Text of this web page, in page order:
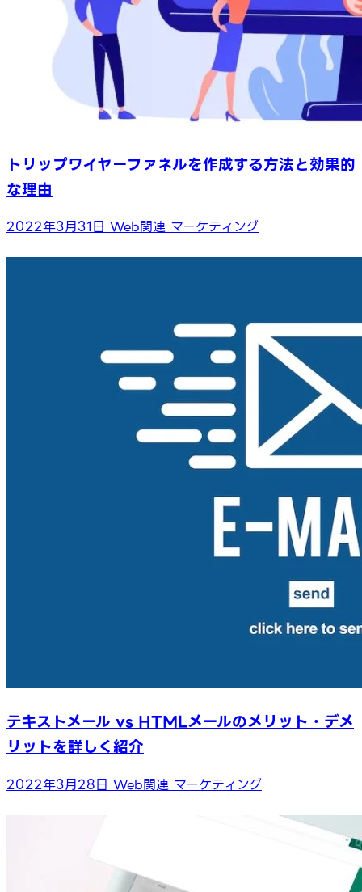
トリップワイヤーファネルを作成する方法と効果的
な理由
2022年3月31日 Web関連 マーケティング
テキストメール vs HTMLメールのメリット・デメ
リットを詳しく紹介
2022年3月28日 Web関連 マーケティング